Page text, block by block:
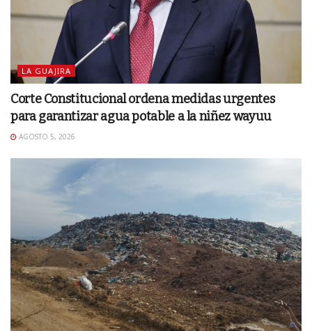
LA GUAJIRA
Corte Constitucional ordena medidas urgentes
para garantizar agua potable a la niñez wayuu
AGOSTO 5, 2026